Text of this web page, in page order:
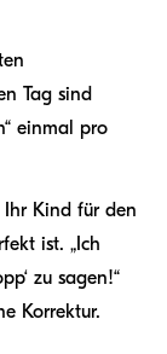
Tag sind
einmal pro
Ihr Kind für den
ist. „Ich
zu sagen!“
Korrektur.